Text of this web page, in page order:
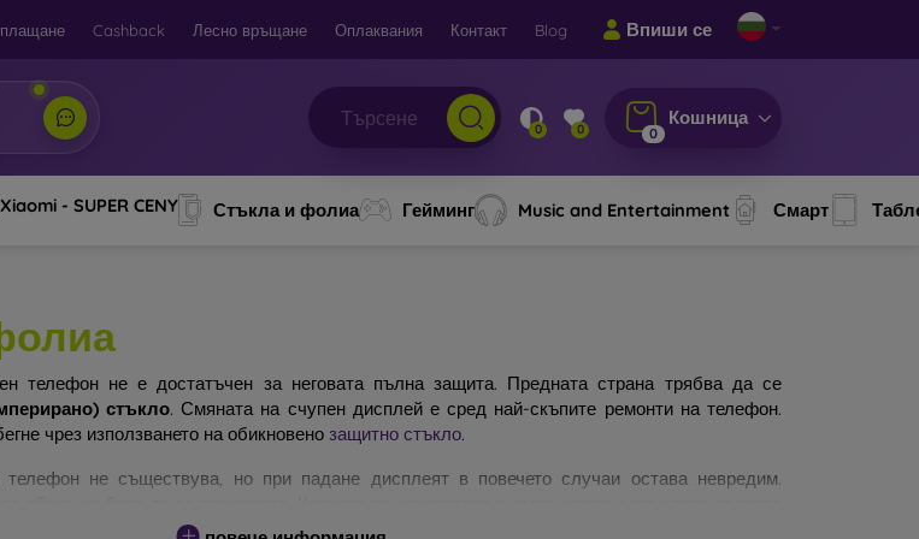
Cashback Лесно връщане Оплаквания Контакт Blog Впиши се
0 0 0
Кошница
Xiaomi - SUPER CENY Стъкла и фолиа Гейминг Music and Entertainment Смарт
телефон не е достатъчен за неговата пълна защита. Предната страна трябва да се
стъкло. Смяната на счупен дисплей е сред най-скъпите ремонти на телефон.
чрез използването на обикновено защитно стъкло.
не съществува, но при падане дисплеят в повечето случаи остава невредим.
му. На пазара съществуват няколко вида защитни стъкла за мобилни телефони. На какво